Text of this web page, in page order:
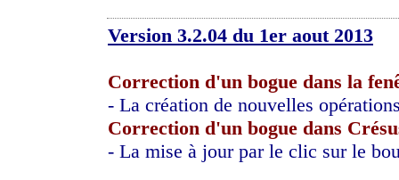
Version 3.2.04 du 1er aout 2013
Correction d'un bogue dans la
- La création de nouvelles
Correction d'un bogue dans
- La mise à jour par le clic sur le